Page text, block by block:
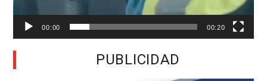
00:00 00:20
PUBLICIDAD